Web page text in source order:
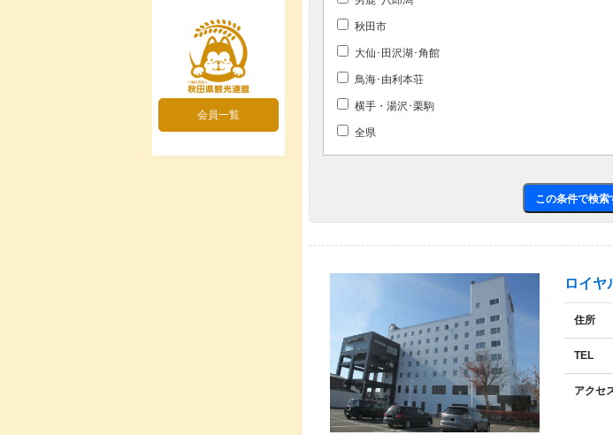
秋田市
大仙･田沢湖･角館
鳥海･由利本荘
横手・湯沢･栗駒
全県
この条件で検索
ロイ
住所
TEL
アクセ
会員一覧